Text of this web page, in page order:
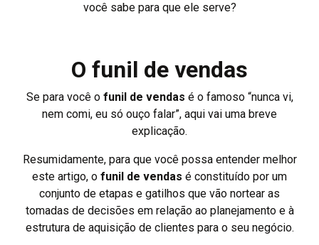
você sabe para que ele serve?
O funil de vendas
Se para você ofunil de vendas é o famoso “nunca vi,
nem comi, eu só ouço falar”, aqui vai uma breve
explicação.
Resumidamente, para que você possa entender melhor
este artigo, o funil de vendas é constituído por um
conjunto de etapas e gatilhos que vão nortear as
tomadas de decisões em relação ao planejamento e à
estrutura de aquisição de clientes para o seu negócio.